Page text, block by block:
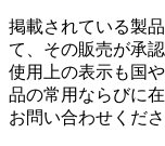
掲載されている製
て、その販売が承
使用上の表示も国
品の常用ならびに
お問い合わせくだ